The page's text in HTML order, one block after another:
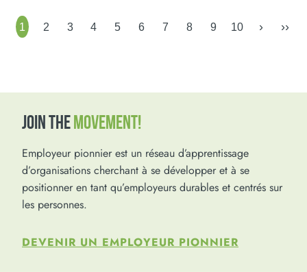
1 2 3 4 5 6 7 8 9 10 › ››
JOIN THEMOVEMENT!
Employeur pionnier est un réseau d’apprentissage
d’organisations cherchant à se développer et à se
positionner en tant qu’employeurs durables et centrés sur
les personnes.
DEVENIR UN EMPLOYEUR PIONNIER